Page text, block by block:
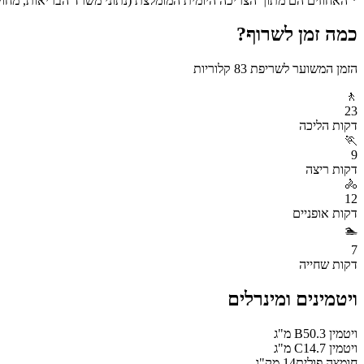
כמה זמן לשרוף?
הזמן המשוער לשריפת 83 קלוריות
🚶
23
דקות הליכה
🏃
9
דקות ריצה
🚴
12
דקות אופניים
🏊
7
דקות שחייה
ויטמינים ומינרלים
ויטמין B5 0.3
מ"ג
ויטמין C 14.7
מ"ג